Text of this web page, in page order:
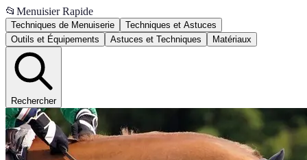
📂 Menuisier Rapide
Techniques de Menuiserie
Techniques et Astuces
Outils et Équipements
Astuces et Techniques Matériaux
Rechercher